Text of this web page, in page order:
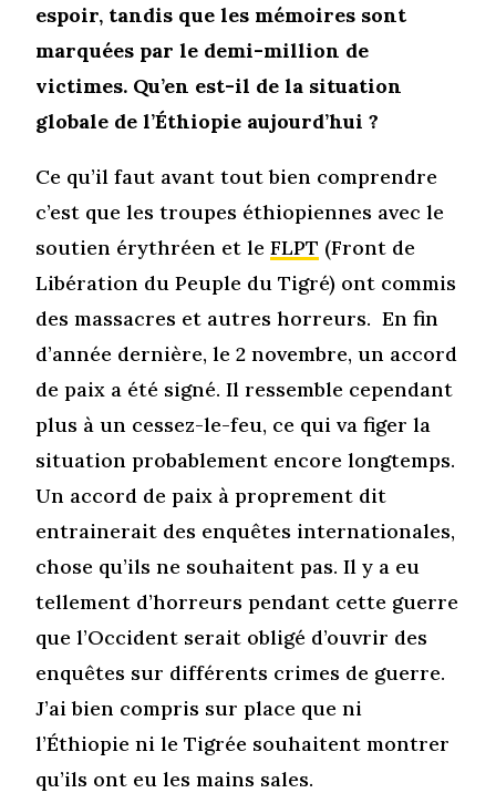
espoir, tandis que les mémoires sont
marquées par le demi-million de
victimes. Qu’en est-il de la situation
globale de l’Éthiopie aujourd’hui ?
Ce qu’il faut avant tout bien comprendre
c’est que les troupes éthiopiennes avec le
soutien érythréen et leFLPT (Front de
Libération du Peuple du Tigré) ont commis
des massacres et autres horreurs. En fin
d’année dernière, le 2 novembre, un accord
de paix a été signé. Il ressemble cependant
plus à un cessez-le-feu, ce qui va figer la
situation probablement encore longtemps.
Un accord de paix à proprement dit
entrainerait des enquêtes internationales,
chose qu’ils ne souhaitent pas. Il y a eu
tellement d’horreurs pendant cette guerre
que l’Occident serait obligé d’ouvrir des
enquêtes sur différents crimes de guerre.
J’ai bien compris sur place que ni
l’Éthiopie ni le Tigrée souhaitent montrer
qu’ils ont eu les mains sales.